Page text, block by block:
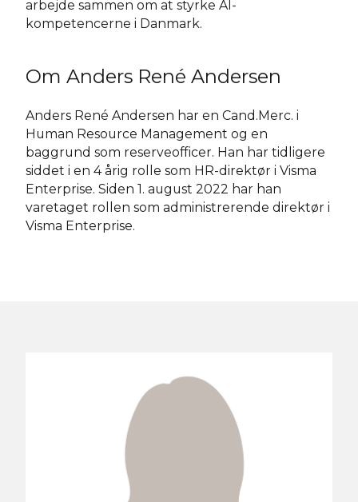
arbejde sammen om at styrke AI-
kompetencerne i Danmark.
Om Anders René Andersen
Anders René Andersen har en Cand.Merc. i
Human Resource Management og en
baggrund som reserveofficer. Han har tidligere
siddet i en 4 årig rolle som HR-direktør i Visma
Enterprise. Siden 1. august 2022 har han
varetaget rollen som administrerende direktør i
Visma Enterprise.